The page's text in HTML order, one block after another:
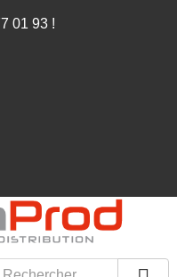
01 93 !